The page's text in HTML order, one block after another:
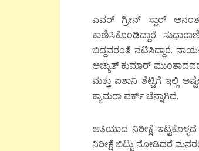
ಎವರ್ ಗ್ರೀನ್ ಸ್ಟಾರ್
ಕಾಣಿಸಿಕೊಂಡಿದ್ದಾರೆ.
ಬಿದ್ದವರಂತೆ ನಟಿಸಿದ್ದಾರೆ.
ಅಚ್ಯುತ್ ಕುಮಾರ್
ಮತ್ತು ಐಶಾನಿ ಶೆಟ್ಟಿಗೆ ಇಲ್ಲಿ
ಕ್ಯಾಮರಾ ವರ್ಕ್ ಚೆನ್ನಾಗಿದೆ.
ಅತಿಯಾದ ನಿರೀಕ್ಷೆ
ನಿರೀಕ್ಷೆ ಬಿಟ್ಟು ನೋಡಿದರೆ